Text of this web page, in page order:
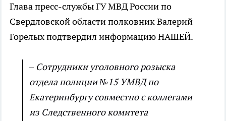
Глава пресс-службы ГУ МВД России по
Свердловской области полковник Валерий
Горелых подтвердил информацию НАШЕЙ.
– Сотрудники уголовного розыска
отдела полиции №15 УМВД по
Екатеринбургу совместно с коллегами
из Следственного комитета